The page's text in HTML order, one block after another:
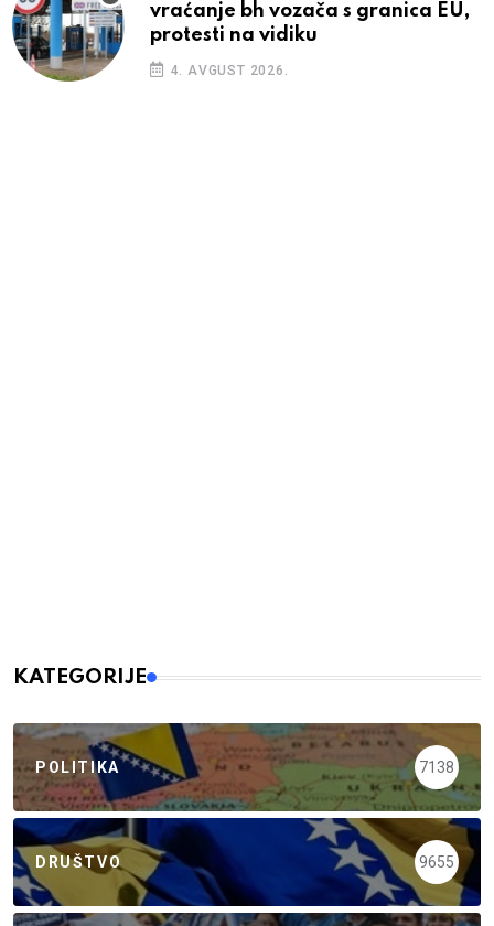
vraćanje bh vozača s granica EU,
protesti na vidiku
4. AVGUST 2026.
KATEGORIJE
POLITIKA 7138
DRUŠTVO 9655